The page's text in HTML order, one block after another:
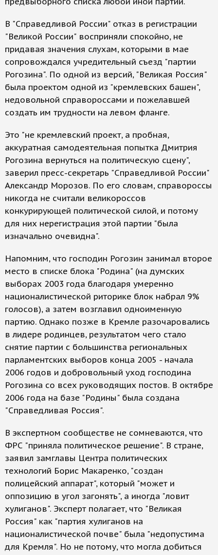
В "Справедливой России" отказ в регистрации
"Великой России" восприняли спокойно, не
придавая значения слухам, которыми в мае
сопровождался учредительный съезд "партии
Рогозина". По одной из версий, "Великая Россия"
была проектом одной из "кремлевских башен",
недовольной справороссами и пожелавшей
создать им трудности на левом фланге.
Это "не кремлевский проект, а пробная,
аккуратная самодеятельная попытка Дмитрия
Рогозина вернуться на политическую сцену",
заверил пресс-секретарь "Справедливой России"
Александр Морозов. По его словам, справороссы
никогда не считали великороссов
конкурирующей политической силой, и потому
для них нерегистрация этой партии "была
изначально очевидна".
Напомним, что господин Рогозин занимал второе
место в списке блока "Родина" (на думских
выборах 2003 года благодаря умеренно
националистической риторике блок набрал 9%
голосов), а затем возглавил одноименную
партию. Однако позже в Кремле разочаровались
в лидере родинцев, результатом чего стало
снятие партии с большинства региональных
парламентских выборов конца 2005 - начала
2006 годов и добровольный уход господина
Рогозина со всех руководящих постов. В октябре
2006 года на базе "Родины" была создана
"Справедливая Россия".
В экспертном сообществе не сомневаются, что
ФРС "приняла политическое решение". В стране,
заявил замглавы Центра политических
технологий Борис Макаренко, "создан
полицейский аппарат", который "может и
оппозицию в угол загонять", а иногда "ловит
хулиганов". Эксперт полагает, что "Великая
Россия" как "партия хулиганов на
националистической почве" была "недопустима
для Кремля". Но не потому, что могла добиться